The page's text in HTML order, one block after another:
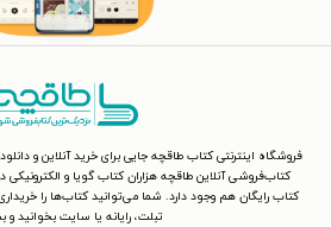
فروشگاه اینترنتی کتاب طاقچه جایی برای خرید آنلاین و
کتاب‌فروشی آنلاین طاقچه هزاران کتاب گویا و
کتاب رایگان هم وجود دارد. شما می‌توانید کتاب‌ها را
تبلت، رایانه یا سایت بخوانید و